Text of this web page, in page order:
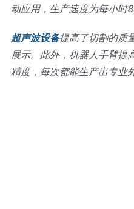
动应用，生产速度为每小时
超声波设备提高了切割的质
展示。此外，机器人手臂提
精度，每次都能生产出专业